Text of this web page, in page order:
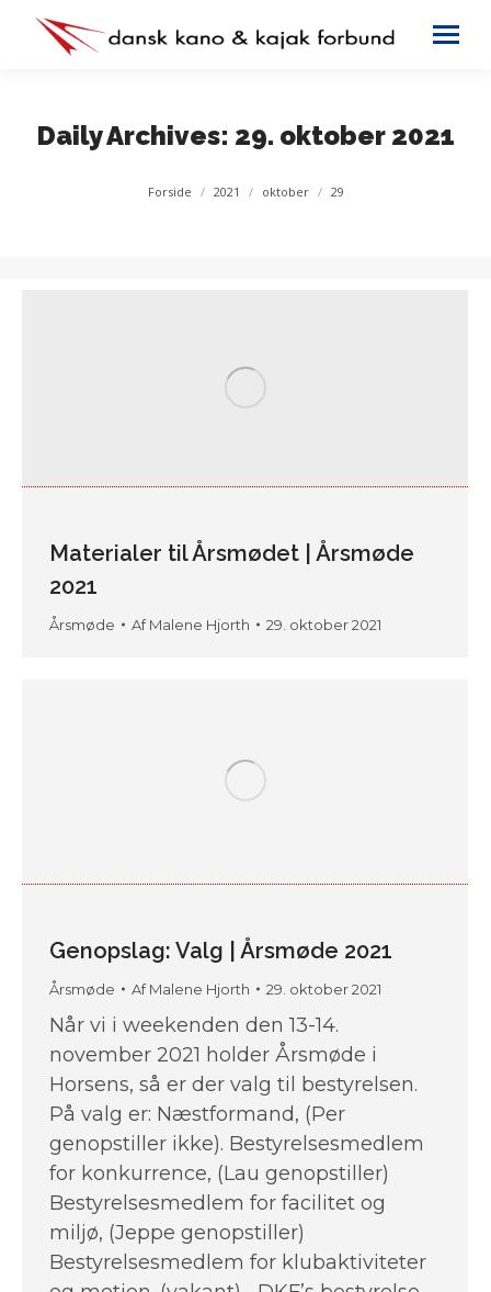
Daily Archives: 29. oktober 2021
You are here:
Forside 2021 oktober 29
Materialer til Årsmødet | Årsmøde
2021
Årsmøde AfMalene Hjorth 29. oktober 2021
Genopslag: Valg | Årsmøde 2021
Årsmøde AfMalene Hjorth 29. oktober 2021
Når vi i weekenden den 13-14.
november 2021 holder Årsmøde i
Horsens, så er der valg til bestyrelsen.
På valg er: Næstformand, (Per
genopstiller ikke). Bestyrelsesmedlem
for konkurrence, (Lau genopstiller)
Bestyrelsesmedlem for facilitet og
miljø, (Jeppe genopstiller)
Bestyrelsesmedlem for klubaktiviteter